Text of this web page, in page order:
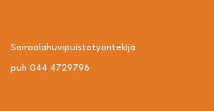
Sairaalahuvipuisto­työntekijä
puh 044 4729796